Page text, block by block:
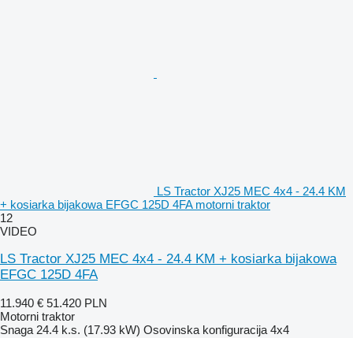
LS Tractor XJ25 MEC 4x4 - 24.4 KM
+ kosiarka bijakowa EFGC 125D 4FA motorni traktor
12
VIDEO
LS Tractor XJ25 MEC 4x4 - 24.4 KM + kosiarka bijakowa
EFGC 125D 4FA
11.940 € 51.420 PLN
Motorni traktor
Snaga 24.4 k.s. (17.93 kW) Osovinska konfiguracija 4x4